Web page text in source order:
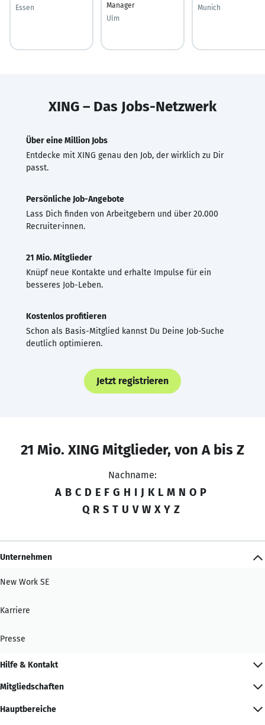
Essen
Manager
Ulm
Munich
XING – Das Jobs-Netzwerk
Über eine Million Jobs
Entdecke mit XING genau den Job, der wirklich zu Dir
passt.
Persönliche Job-Angebote
Lass Dich finden von Arbeitgebern und über 20.000
Recruiter·innen.
21 Mio. Mitglieder
Knüpf neue Kontakte und erhalte Impulse für ein
besseres Job-Leben.
Kostenlos profitieren
Schon als Basis-Mitglied kannst Du Deine Job-Suche
deutlich optimieren.
Jetzt registrieren
21 Mio. XING Mitglieder, von A bis Z
Nachname:
A B C D E F G H I J K L M N O P
Q R S T U V W X Y Z
Unternehmen
New Work SE
Karriere
Presse
Hilfe & Kontakt
Mitgliedschaften
Hauptbereiche